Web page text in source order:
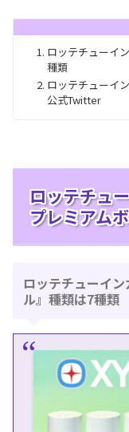
ロッテチューイ
種類
ロッテチューイ
公式Twitter
ロッテチュ
プレミアム
ロッテチューイ
ル』種類は7種類